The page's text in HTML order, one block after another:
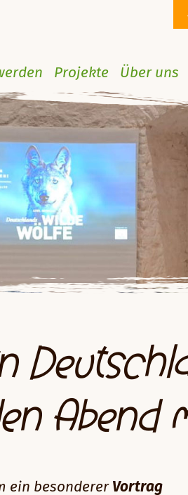
Projekte Über uns
Abend
ein besonderer Vortrag